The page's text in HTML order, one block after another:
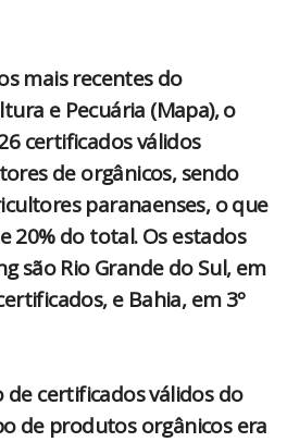
mais recentes do
e Pecuária (Mapa), o
certificados válidos
de orgânicos, sendo
paranaenses, o que
20% do total. Os estados
são Rio Grande do Sul, em
e Bahia, em 3º
de certificados válidos do
de produtos orgânicos era